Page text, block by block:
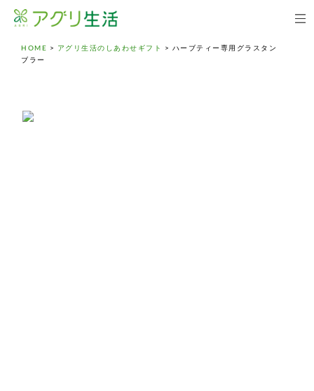
HOME > アグリ生活のしあわせギフト > ハーブティー専用グラスタン
ブラー